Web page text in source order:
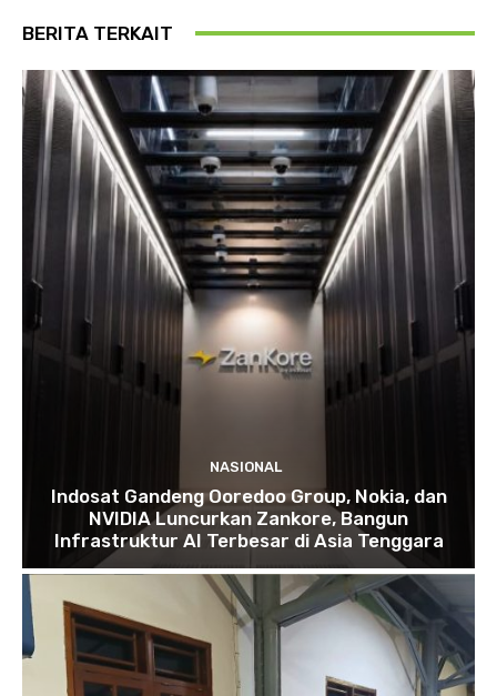
BERITA TERKAIT
NASIONAL
Indosat Gandeng Ooredoo Group, Nokia, dan
NVIDIA Luncurkan Zankore, Bangun
Infrastruktur AI Terbesar di Asia Tenggara